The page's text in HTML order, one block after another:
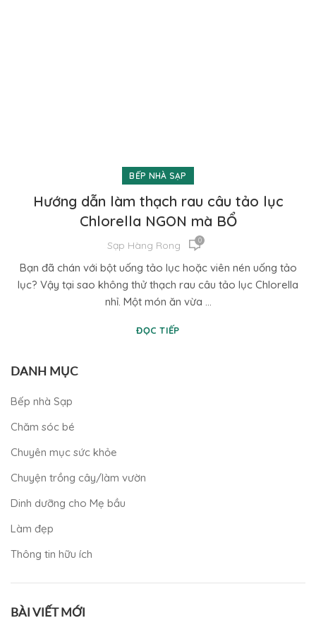
BẾP NHÀ SẠP
Hướng dẫn làm thạch rau câu tảo lục
Chlorella NGON mà BỔ
Sạp Hàng Rong 0
Bạn đã chán với bột uống tảo lục hoặc viên nén uống tảo
lục? Vậy tại sao không thử thạch rau câu tảo lục Chlorella
nhỉ. Một món ăn vừa ...
ĐỌC TIẾP
DANH MỤC
Bếp nhà Sạp
Chăm sóc bé
Chuyên mục sức khỏe
Chuyện trồng cây/làm vườn
Dinh dưỡng cho Mẹ bầu
Làm đẹp
Thông tin hữu ích
BÀI VIẾT MỚI